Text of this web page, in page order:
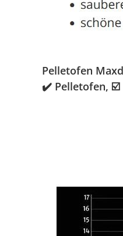
Pelletofen
✔️ Pelletofen, ☑️